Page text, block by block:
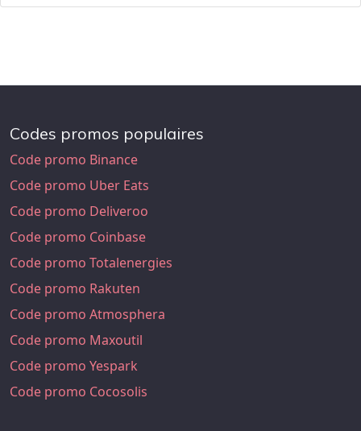
Codes promos populaires
Code promo Binance
Code promo Uber Eats
Code promo Deliveroo
Code promo Coinbase
Code promo Totalenergies
Code promo Rakuten
Code promo Atmosphera
Code promo Maxoutil
Code promo Yespark
Code promo Cocosolis